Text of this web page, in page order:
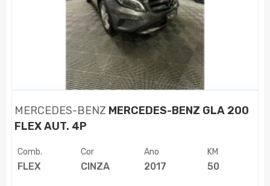
MERCEDES-BENZ MERCEDES-BENZ GLA 200
FLEX AUT. 4P
Comb.
FLEX
Cor
CINZA
Ano
2017
KM
50